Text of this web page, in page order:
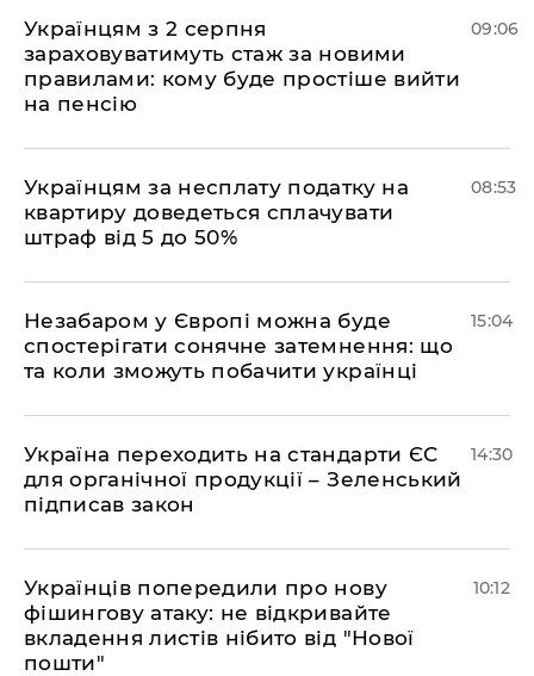
Українцям з 2 серпня
зараховуватимуть стаж за новими
правилами: кому буде простіше вийти
на пенсію
09:06
Українцям за несплату податку на
квартиру доведеться сплачувати
штраф від 5 до 50%
08:53
​Незабаром у Європі можна буде
спостерігати сонячне затемнення: що
та коли зможуть побачити українці
15:04
​Україна переходить на стандарти ЄС
для органічної продукції – Зеленський
підписав закон
14:30
Українців попередили про нову
фішингову атаку: не відкривайте
вкладення листів нібито від "Нової
пошти"
10:12